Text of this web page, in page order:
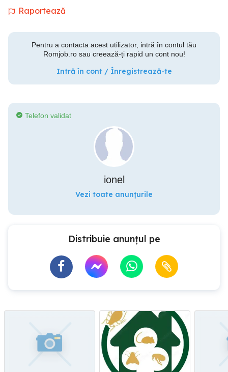
Raportează
Pentru a contacta acest utilizator, intră în contul tău
Romjob.ro sau creează-ți rapid un cont nou!
Intră în cont / Înregistrează-te
Telefon validat
ionel
Vezi toate anunțurile
Distribuie anunțul pe